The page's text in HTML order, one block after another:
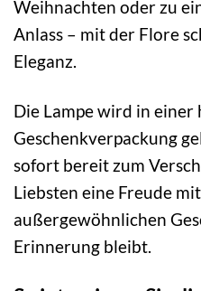
Weihnachten oder zu
Anlass – mit der Flore
Eleganz.
Die Lampe wird in
Geschenkverpackung
sofort bereit zum
Liebsten eine Freude
außergewöhnlichen
Erinnerung bleibt.